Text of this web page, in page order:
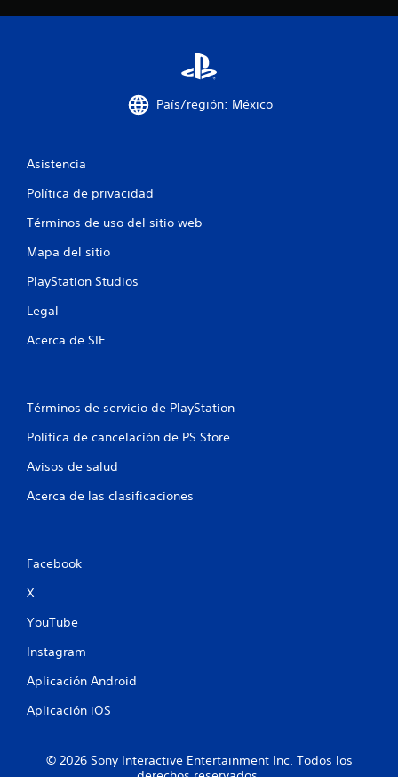
País/región: México
Asistencia
Política de privacidad
Términos de uso del sitio web
Mapa del sitio
PlayStation Studios
Legal
Acerca de SIE
Términos de servicio de PlayStation
Política de cancelación de PS Store
Avisos de salud
Acerca de las clasificaciones
Facebook
X
YouTube
Instagram
Aplicación Android
Aplicación iOS
© 2026 Sony Interactive Entertainment Inc. Todos los